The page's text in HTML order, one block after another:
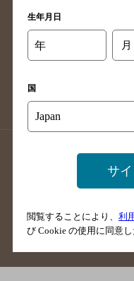
高知県のバー
長崎県のバー
大分県のバー
沖
店舗登録方法のご案
掲
生年月日
年 月
国
サ
閲覧することにより、 利
び Cookie の使用に同意し